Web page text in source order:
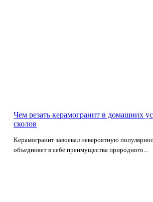
Чем резать керамогранит в домашних
сколов
Керамогранит завоевал невероятную
объединяет в себе преимущества природного...